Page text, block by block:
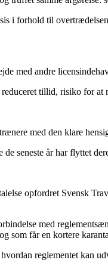
i forhold til
med andre
tillid, risiko for at
med den klare
seneste år har flyttet
opfordret Svensk
med
som får en kortere
reglementet kan